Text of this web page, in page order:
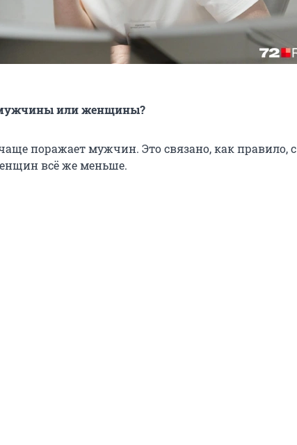
или женщины?
поражает мужчин. Это связано, как правило, с
всё же меньше.